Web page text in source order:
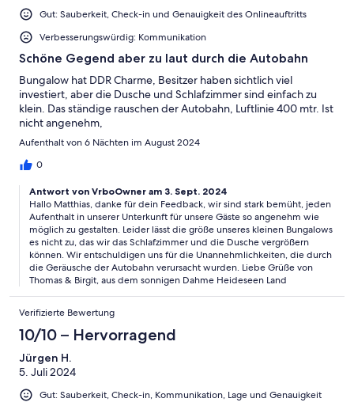
Gut: Sauberkeit, Check-in und Genauigkeit des Onlineauftritts
Verbesserungswürdig: Kommunikation
Schöne Gegend aber zu laut durch die Autobahn
Bungalow hat DDR Charme, Besitzer haben sichtlich viel
investiert, aber die Dusche und Schlafzimmer sind einfach zu
klein. Das ständige rauschen der Autobahn, Luftlinie 400 mtr. Ist
nicht angenehm,
Aufenthalt von 6 Nächten im August 2024
0
Antwort von VrboOwner am 3. Sept. 2024
Hallo Matthias, danke für dein Feedback, wir sind stark bemüht, jeden
Aufenthalt in unserer Unterkunft für unsere Gäste so angenehm wie
möglich zu gestalten. Leider lässt die größe unseres kleinen Bungalows
es nicht zu, das wir das Schlafzimmer und die Dusche vergrößern
können. Wir entschuldigen uns für die Unannehmlichkeiten, die durch
die Geräusche der Autobahn verursacht wurden. Liebe Grüße von
Thomas & Birgit, aus dem sonnigen Dahme Heideseen Land
Verifizierte Bewertung
10/10 – Hervorragend
Jürgen H.
5. Juli 2024
Gut: Sauberkeit, Check-in, Kommunikation, Lage und Genauigkeit